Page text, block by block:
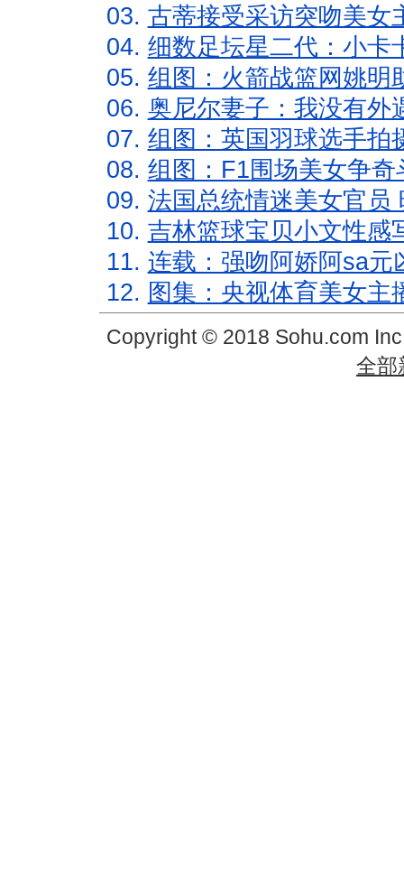
03. 古蒂接受采访突吻美女
04. 细数足坛星二代：小卡
05. 组图：火箭战篮网姚明
06. 奥尼尔妻子：我没有外
07. 组图：英国羽球选手拍
08. 组图：F1围场美女争
09. 法国总统情迷美女官员
10. 吉林篮球宝贝小文性感
11. 连载：强吻阿娇阿sa元
12. 图集：央视体育美女主
Copyright © 2018 Sohu.com
全部